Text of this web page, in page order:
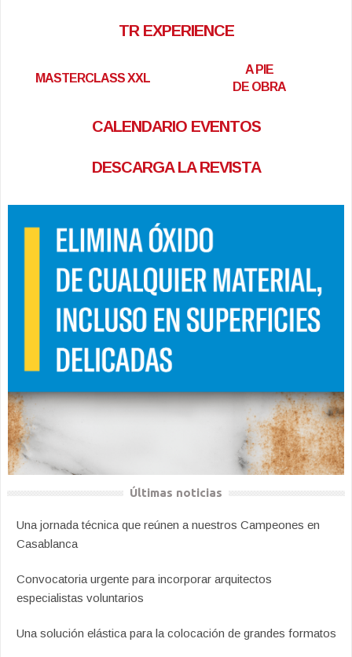
TR EXPERIENCE
MASTERCLASS XXL
A PIE
DE OBRA
CALENDARIO EVENTOS
DESCARGA LA REVISTA
Últimas noticias
Una jornada técnica que reúnen a nuestros Campeones en
Casablanca
Convocatoria urgente para incorporar arquitectos
especialistas voluntarios
Una solución elástica para la colocación de grandes formatos